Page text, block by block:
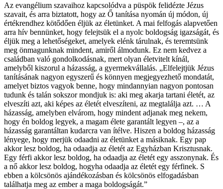
Az evangélium szavaihoz kapcsolódva a püspök felidézte Jézus
szavait, és arra biztatott, hogy az Ő tanítása nyomán új módon, új
értékrendhez kötődően éljük az életünket. A mai felfogás alapvetően
arra hív bennünket, hogy felejtsük el a nyolc boldogság igazságát, és
éljük meg a lehetőségeket, amelyek elénk tárulnak, és teremtsünk
meg önmagunknak mindent, amiről álmodunk. Ez nem kedvez a
családban való gondolkodásnak, mert olyan életvitelt kínál,
amelyből kiszorul a házasság, a gyermekvállalás. „Elfelejtjük Jézus
tanításának nagyon egyszerű és könnyen megjegyezhető mondatát,
amelyet biztos vagyok benne, hogy mindannyian nagyon pontosan
tudunk és talán sokszor mondjuk is: aki meg akarja tartani életét, az
elveszíti azt, aki képes az életét elveszíteni, az megtalálja azt. … A
házasság, amelyben elvárom, hogy mindent adjanak meg nekem,
hogy én boldog legyek, a magam élete garantált legyen –, az a
házasság garantáltan kudarcra van ítélve. Hiszen a boldog házasság
lényege, hogy merjük odaadni az életünket a másiknak. Egy pap
akkor lesz boldog, ha odaadja az életét az Egyházban Krisztusnak.
Egy férfi akkor lesz boldog, ha odaadja az életét egy asszonynak. És
a nő akkor lesz boldog, hogyha odaadja az életét egy férfinek. S
ebben a kölcsönös ajándékozásban és kölcsönös elfogadásban
találhatja meg az ember a maga boldogságát.”